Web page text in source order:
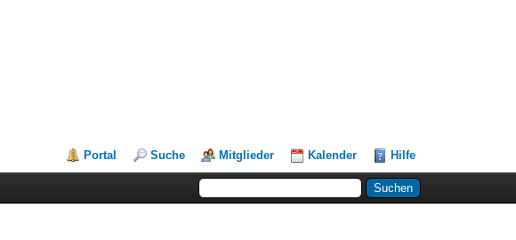
Portal Suche Mitglieder Kalender Hilfe